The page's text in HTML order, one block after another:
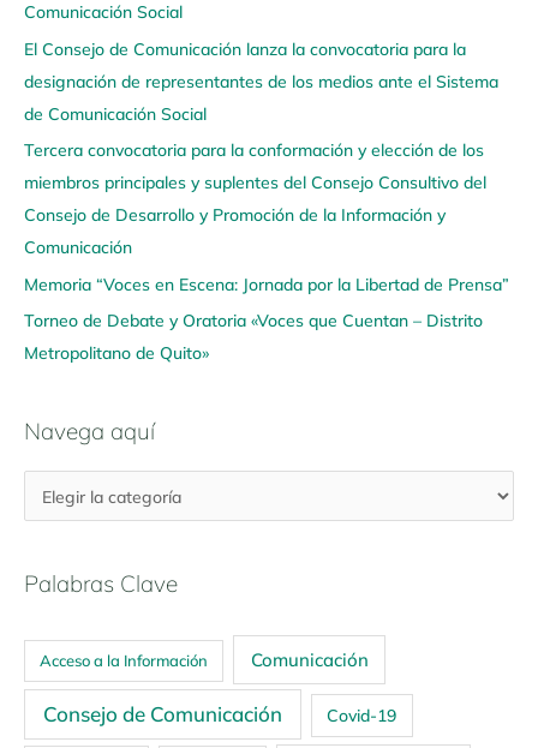
Comunicación Social
El Consejo de Comunicación lanza la convocatoria para la
designación de representantes de los medios ante el Sistema
de Comunicación Social
Tercera convocatoria para la conformación y elección de los
miembros principales y suplentes del Consejo Consultivo del
Consejo de Desarrollo y Promoción de la Información y
Comunicación
Memoria “Voces en Escena: Jornada por la Libertad de Prensa”
Torneo de Debate y Oratoria «Voces que Cuentan – Distrito
Metropolitano de Quito»
Navega aquí
g
a
a
q
u
í
Palabras Clave
Acceso a la Información Comunicación
Consejo de Comunicación Covid-19